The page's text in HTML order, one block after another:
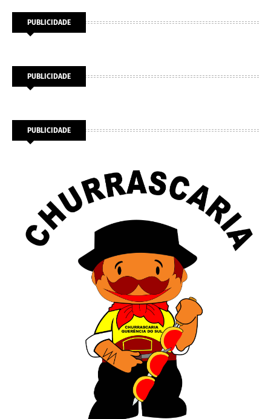
PUBLICIDADE
PUBLICIDADE
PUBLICIDADE